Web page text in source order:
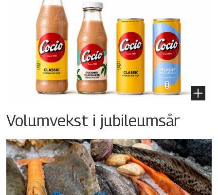
Volumvekst i jubileumsår